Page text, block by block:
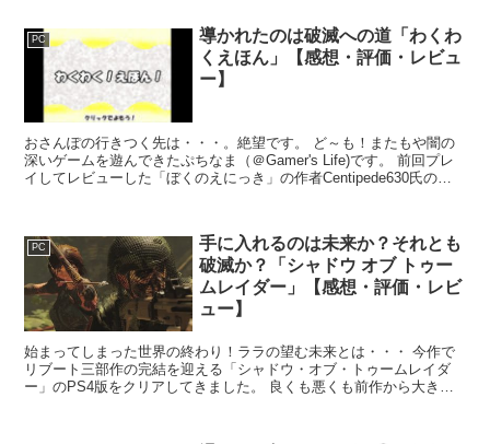
PC
導かれたのは破滅への道「わくわ
くえほん」【感想・評価・レビュ
ー】
おさんぽの行きつく先は・・・。絶望です。 ど～も！またもや闇の
深いゲームを遊んできたぷちなま（＠Gamer's Life)です。 前回プレ
イしてレビューした「ぼくのえにっき」の作者Centipede630氏の新
PC
手に入れるのは未来か？それとも
破滅か？「シャドウ オブ トゥー
ムレイダー」【感想・評価・レビ
ュー】
始まってしまった世界の終わり！ララの望む未来とは・・・ 今作で
リブート三部作の完結を迎える「シャドウ・オブ・トゥームレイダ
ー」のPS4版をクリアしてきました。 良くも悪くも前作から大きな